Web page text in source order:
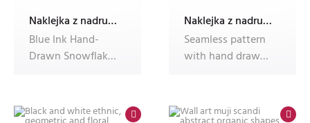
Naklejka z nadrukiem Dec'n'Roll,okleina meblowa,fotonaklejka
Blue Ink Hand-
Drawn Snowflake
Naklejka z nadrukiem Dec'n'Roll,okleina meblowa,fotonaklejka
Seamless pattern
with hand drawn